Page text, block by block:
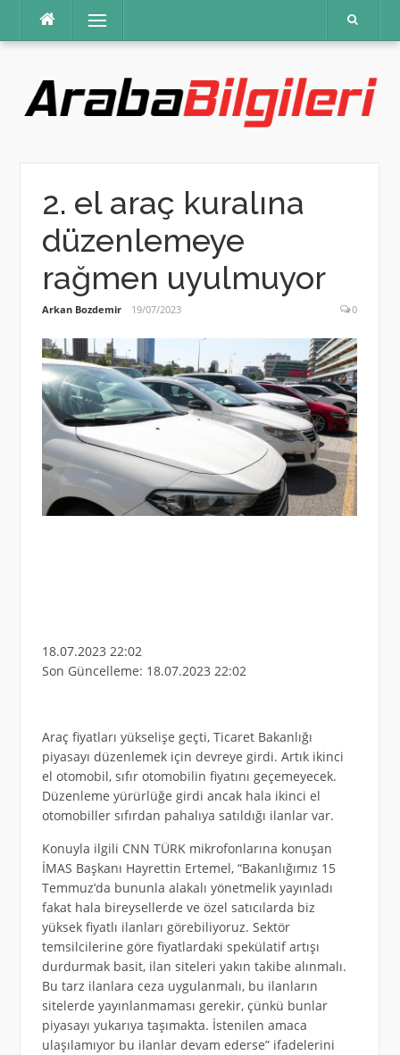
Menü
2. el araç kuralına
düzenlemeye
rağmen uyulmuyor
Arkan Bozdemir 19/07/2023 0
18.07.2023 22:02
Son Güncelleme: 18.07.2023 22:02
Araç fiyatları yükselişe geçti, Ticaret Bakanlığı
piyasayı düzenlemek için devreye girdi. Artık ikinci
el otomobil, sıfır otomobilin fiyatını geçemeyecek.
Düzenleme yürürlüğe girdi ancak hala ikinci el
otomobiller sıfırdan pahalıya satıldığı ilanlar var.
Konuyla ilgili CNN TÜRK mikrofonlarına konuşan
İMAS Başkanı Hayrettin Ertemel, “Bakanlığımız 15
Temmuz’da bununla alakalı yönetmelik yayınladı
fakat hala bireysellerde ve özel satıcılarda biz
yüksek fiyatlı ilanları görebiliyoruz. Sektör
temsilcilerine göre fiyatlardaki spekülatif artışı
durdurmak basit, ilan siteleri yakın takibe alınmalı.
Bu tarz ilanlara ceza uygulanmalı, bu ilanların
sitelerde yayınlanmaması gerekir, çünkü bunlar
piyasayı yukarıya taşımakta. İstenilen amaca
ulaşılamıyor bu ilanlar devam ederse” ifadelerini